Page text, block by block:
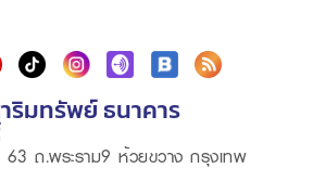
มทรัพย์ ธนาคาร
ถ.พระราม9 ห้วยขวาง กรุงเทพ